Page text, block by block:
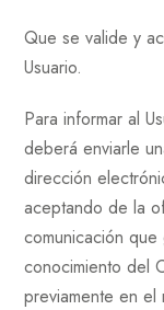
Que se valide y
Usuario.
Para informar al
deberá enviarle
dirección
aceptando de la
comunicación
conocimiento del
previamente en el